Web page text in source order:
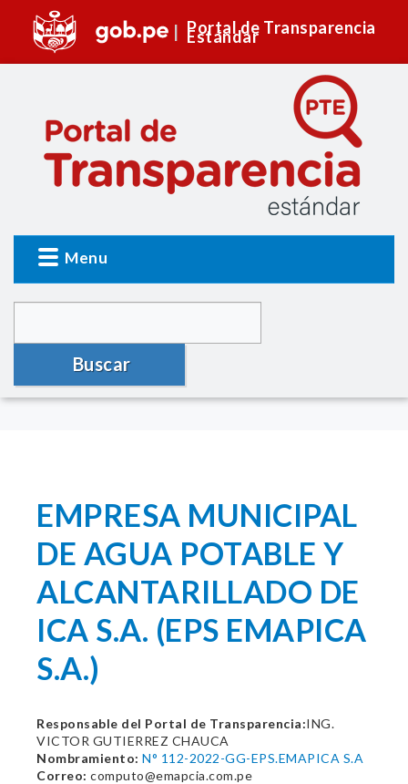
Portal de Transparencia
Estándar
Menu
Buscar
EMPRESA MUNICIPAL
DE AGUA POTABLE Y
ALCANTARILLADO DE
ICA S.A. (EPS EMAPICA
S.A.)
Responsable del Portal de Transparencia:ING.
VICTOR GUTIERREZ CHAUCA
Nombramiento: N° 112-2022-GG-EPS.EMAPICA S.A
Correo: computo@emapcia.com.pe